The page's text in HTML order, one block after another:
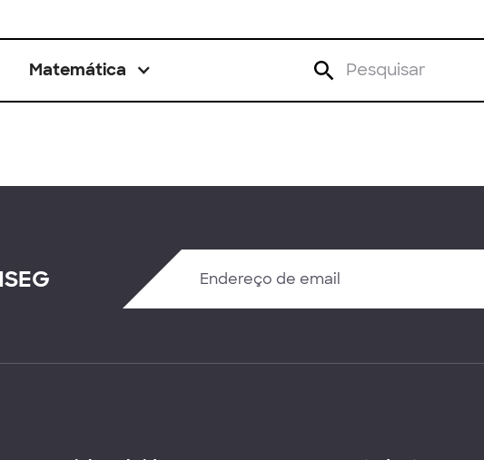
Matemática